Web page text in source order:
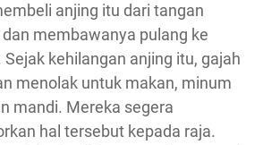
anjing itu dari tangan
membawanya pulang ke
Sejak kehilangan anjing itu, gajah
menolak untuk makan, minum
mandi. Mereka segera
hal tersebut kepada raja.